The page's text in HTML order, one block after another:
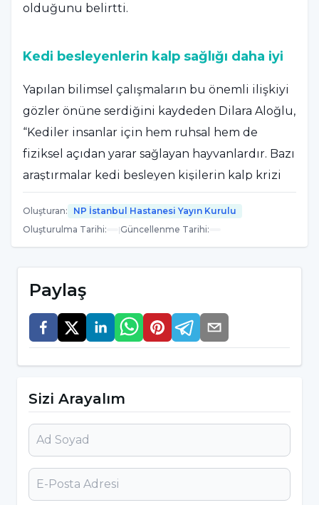
olduğunu belirtti.
Kedi besleyenlerin kalp sağlığı daha iyi
Yapılan bilimsel çalışmaların bu önemli ilişkiyi
gözler önüne serdiğini kaydeden Dilara Aloğlu,
“Kediler insanlar için hem ruhsal hem de
fiziksel açıdan yarar sağlayan hayvanlardır. Bazı
araştırmalar kedi besleyen kişilerin kalp krizi
geçirme olasılıklarının beslemeyenlere göre
daha az olduğunu ortaya koymuştur. Örneğin
Minnesota Üniversitesi’nde yapılan
evlerinde kedi besleyen kişilere kıyasla kalp ve
damar hastalıklarından kaynaklanan ölümlere
% 40 oranında daha fazla eğilimlidir.
Buffalo’daki New York Üniversitesi’nde yapılan
araştırmalar ise, kedi sahiplerinin diğerlerine
ortaya çıkarmıştır. Aynı zamanda yalnız
yaşayan kişilere arkadaş ve sorumluluk sahibi
olmaları konusunda son derece yardımcı
olmaktadır” diye konuştu.
Oluşturan:
NP İstanbul Hastanesi Yayın Kurulu
Oluşturulma Tarihi: |Güncellenme Tarihi:
Paylaş
Sizi Arayalım